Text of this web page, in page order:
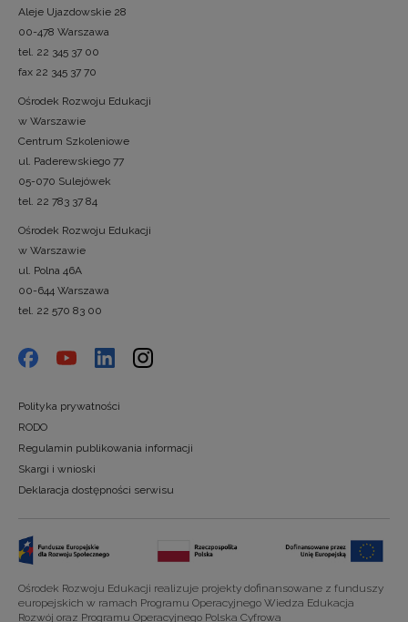
Aleje Ujazdowskie 28
00-478 Warszawa
tel. 22 345 37 00
fax 22 345 37 70
Ośrodek Rozwoju Edukacji
w Warszawie
Centrum Szkoleniowe
ul. Paderewskiego 77
05-070 Sulejówek
tel. 22 783 37 84
Ośrodek Rozwoju Edukacji
w Warszawie
ul. Polna 46A
00-644 Warszawa
tel. 22 570 83 00
Polityka prywatności
RODO
Regulamin publikowania informacji
Skargi i wnioski
Deklaracja dostępności serwisu
Ośrodek Rozwoju Edukacji realizuje projekty dofinansowane z funduszy
europejskich w ramach Programu Operacyjnego Wiedza Edukacja
Rozwój oraz Programu Operacyjnego Polska Cyfrowa